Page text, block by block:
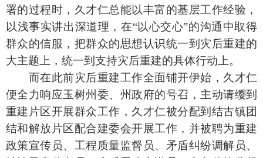
署的过程时，久才仁总能以丰富的基层工作经验，
以浅事实讲出深道理，在“以心交心”的沟通中取得
群众的信服，把群众的思想认识统一到灾后重建的
大主题上，统一到支持灾后重建的具体行动上。
而在此前灾后重建工作全面铺开伊始，久才仁
便全力响应玉树州委、州政府的号召，主动请缨到
重建片区开展群众工作，久才仁被分配到结古镇团
结和解放片区配合建委会开展工作，并被聘为重建
政策宣传员、工程质量监督员、矛盾纠纷调解员、